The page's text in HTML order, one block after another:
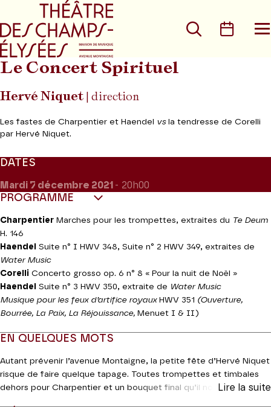
Aller au menu principal
Rechercher
Le Concert Spirituel
Hervé Niquet | direction
Les fastes de Charpentier et Haendel vsla tendresse de Corelli
par Hervé Niquet.
DATES
Mardi 7 décembre 2021 - 20h00
PROGRAMME
Charpentier Marches pour les trompettes, extraites du Te Deum
H. 146
Haendel
Suite n° I HWV 348, Suite n° 2 HWV 349, extraites de
Water Music
Corelli Concerto grosso op. 6 n° 8 « Pour la nuit de Noël »
Haendel
Suite n° 3 HWV 350, extraite de Water Music
Musique pour les feux d’artifice royauxHWV 351 (Ouverture,
Bourrée, La Paix, La Réjouissance, Menuet I & II)
EN QUELQUES MOTS
Autant prévenir l’avenue Montaigne, la petite fête d’Hervé Niquet
risque de faire quelque tapage. Toutes trompettes et timbales
dehors pour Charpentier et un bouquet final qu’il nous promet
Lire la suite